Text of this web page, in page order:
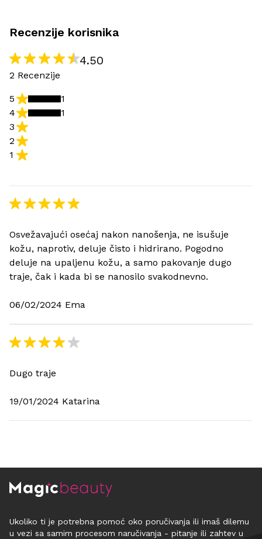
Recenzije korisnika
4.50
2 Recenzije
1
2
3
4 1
5 1
Osvežavajući osećaj nakon nanošenja, ne isušuje
kožu, naprotiv, deluje čisto i hidrirano. Pogodno
deluje na upaljenu kožu, a samo pakovanje dugo
traje, čak i kada bi se nanosilo svakodnevno.
06/02/2024 Ema
Dugo traje
19/01/2024 Katarina
Ukoliko ti je potrebna pomoć oko poručivanja ili imaš dilemu
u vezi sa samim procesom naručivanja - pitanje ili zahtev u